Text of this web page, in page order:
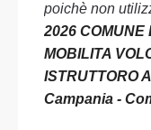
poichè non
2026 COMUNE
MOBILITA
ISTRUTTORO
Campania -